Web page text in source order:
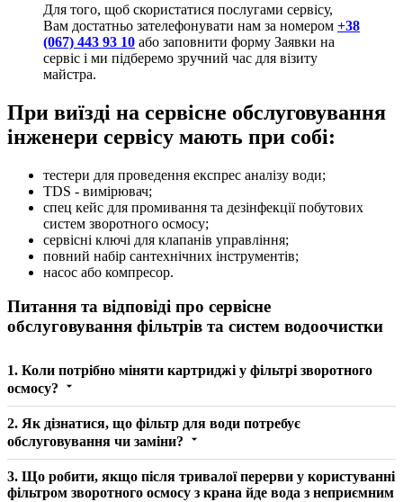
Для того, щоб скористатися послугами сервісу,
Вам достатньо зателефонувати нам за номером +38
(067) 443 93 10 або заповнити форму Заявки на
сервіс і ми підберемо зручний час для візиту
майстра.
При виїзді на сервісне обслуговування
інженери сервісу мають при собі:
тестери для проведення експрес аналізу води;
TDS - вимірювач;
спец кейс для промивання та дезінфекції побутових
систем зворотного осмосу;
сервісні ключі для клапанів управління;
повний набір сантехнічних інструментів;
насос або компресор.
Питання та відповіді про сервісне
обслуговування фільтрів та систем водоочистки
1. Коли потрібно міняти картриджі у фільтрі зворотного
осмосу?
2. Як дізнатися, що фільтр для води потребує
обслуговування чи заміни?
3. Що робити, якщо після тривалої перерви у користуванні
фільтром зворотного осмосу з крана йде вода з неприємним